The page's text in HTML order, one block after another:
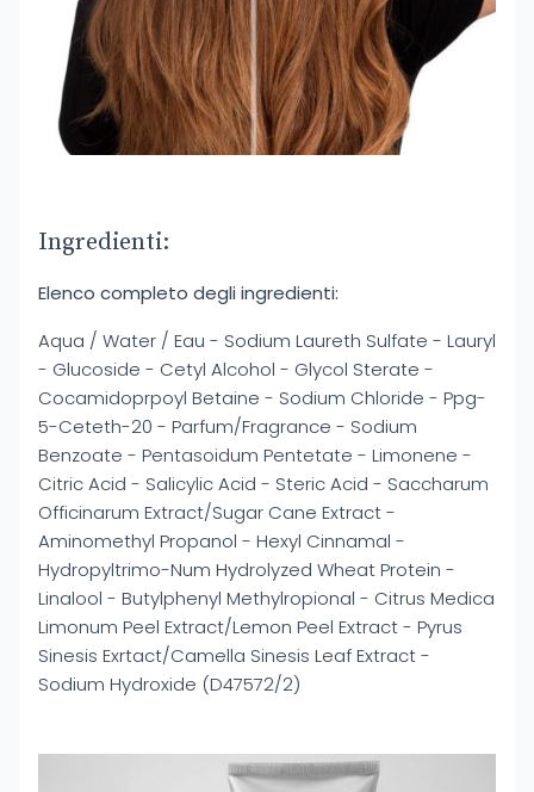
Ingredienti:
Elenco completo degli ingredienti:
Aqua / Water / Eau - Sodium Laureth Sulfate - Lauryl
- Glucoside - Cetyl Alcohol - Glycol Sterate -
Cocamidoprpoyl Betaine - Sodium Chloride - Ppg-
5-Ceteth-20 - Parfum/Fragrance - Sodium
Benzoate - Pentasoidum Pentetate - Limonene -
Citric Acid - Salicylic Acid - Steric Acid - Saccharum
Officinarum Extract/Sugar Cane Extract -
Aminomethyl Propanol - Hexyl Cinnamal -
Hydropyltrimo-Num Hydrolyzed Wheat Protein -
Linalool - Butylphenyl Methylropional - Citrus Medica
Limonum Peel Extract/Lemon Peel Extract - Pyrus
Sinesis Exrtact/Camella Sinesis Leaf Extract -
Sodium Hydroxide (D47572/2)